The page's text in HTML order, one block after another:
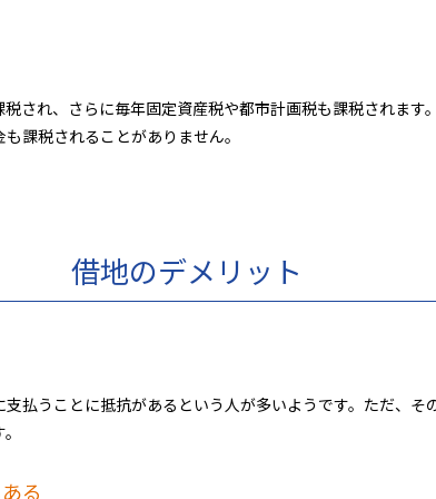
され、さらに毎年固定資産税や都市計画税も課税されます。
課税されることがありません。
借地のデメリット
払うことに抵抗があるという人が多いようです。ただ、そ
る